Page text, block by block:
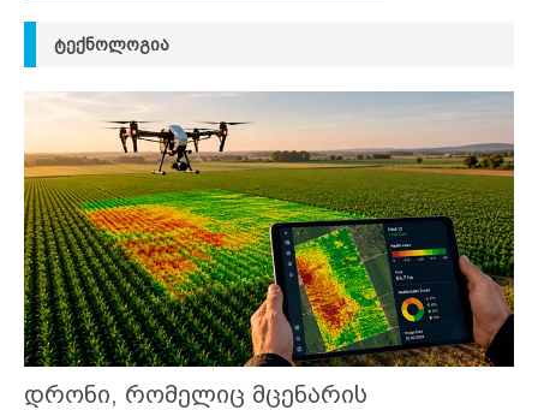
ᲢᲔᲥᲜᲝᲚᲝᲒᲘᲐ
დრონი, რომელიც მცენარის